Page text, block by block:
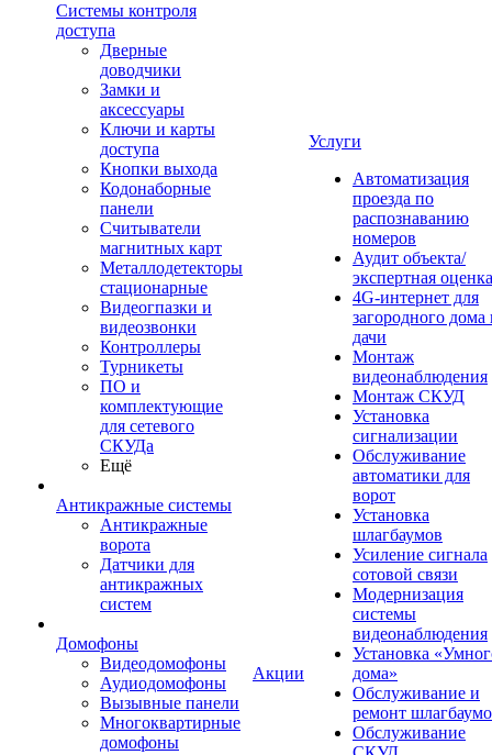
Системы контроля
доступа
Дверные
доводчики
Замки и
аксессуары
Ключи и карты
доступа
Кнопки выхода
Кодонаборные
панели
Считыватели
магнитных карт
Металлодетекторы
стационарные
Видеогпазки и
видеозвонки
Контроллеры
Турникеты
ПО и
комплектующие
для сетевого
СКУДа
Ещё
Антикражные системы
Антикражные
ворота
Датчики для
антикражных
систем
Домофоны
Видеодомофоны
Аудиодомофоны
Вызывные панели
Многоквартирные
домофоны
Акции
Услуги
Автоматизация
проезда по
распознаванию
номеров
Аудит объекта/
экспертная оценка
4G-интернет для
загородного дома
дачи
Монтаж
видеонаблюдения
Монтаж СКУД
Установка
сигнализации
Обслуживание
автоматики для
ворот
Установка
шлагбаумов
Усиление сигнала
сотовой связи
Модернизация
системы
видеонаблюдения
Установка
дома»
Обслуживание и
ремонт
Обслуживание